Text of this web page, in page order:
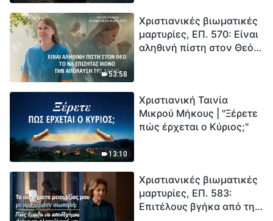
εξαφάνισης». Οι
καταστροφές χτυπούν.
Ξεκινά η αντίστροφη
53:58
Χριστιανικές βιωματικές
μαρτυρίες, ΕΠ. 570: Είναι
αληθινή πίστη στον Θεό
13:10
Χριστιανική Ταινία
Μικρού Μήκους | "Ξέρετε
πώς έρχεται ο Κύριος;"
Χριστιανικές βιωματικές
μαρτυρίες, ΕΠ. 583:
Επιτέλους βγήκα από τη